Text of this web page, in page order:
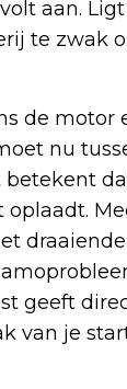
aan.
te zwak
de motor
nu
betekent
geeft
van je